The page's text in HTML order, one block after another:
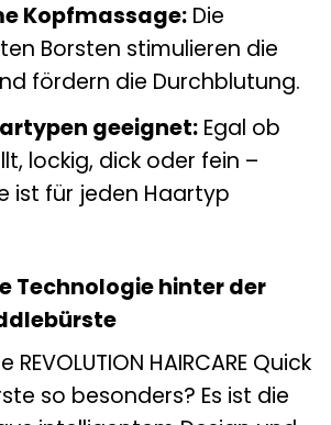
Kopfmassage:Die
Borsten stimulieren die
fördern die Durchblutung.
geeignet:Egal ob
lockig, dick oder fein –
ist für jeden Haartyp
Technologie hinter der
HAIRCARE Quick
so besonders? Es ist die